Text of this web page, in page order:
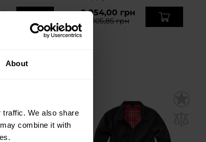
About
traffic. We also share
combine it with
2 054,00 грн
3 105,85 грн